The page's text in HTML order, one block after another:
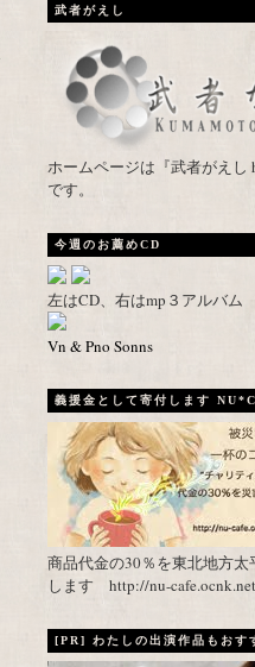
武者がえし
ホームページは『武者がえし
です。
今週のお薦めCD
左はCD、右はmp３アルバム
Vn & Pno Sonns
義援金として寄付します
商品代金の30％を東北地方
します http://nu-
[PR] わたしの出演作品もおす